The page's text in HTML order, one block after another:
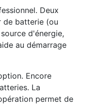
Deux
de batterie (ou
d'énergie,
au démarrage
Encore
La
permet de